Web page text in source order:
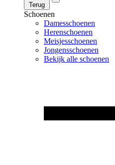
Terug
Schoenen
Damesschoenen
Herenschoenen
Meisjesschoenen
Jongensschoenen
Bekijk alle schoenen